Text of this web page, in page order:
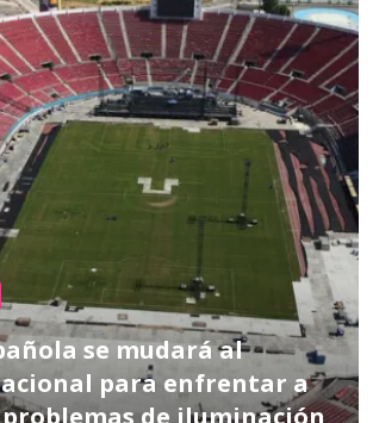
se mudará al
para enfrentar a
problemas de iluminación